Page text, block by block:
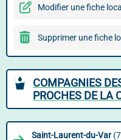
Modifier une fiche
Supprimer une fiche
COMPAGNIES
PROCHES DE LA
Saint-Laurent-du-Var